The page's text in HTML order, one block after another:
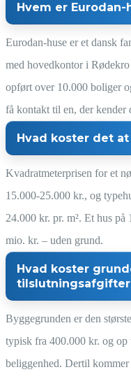
Hvem er Eurodan-
Eurodan-huse er et dansk
med hovedkontor i
opført over 10.000 boliger
få kontakt til en, der kender
Hvad koster det
Kvadratmeterprisen for et
15.000-25.000 kr., og
24.000 kr. pr. m². Et hus
mio. kr. – uden grund.
Hvad koster
Byggegrunden er den
typisk fra 400.000 kr. og
beliggenhed. Dertil